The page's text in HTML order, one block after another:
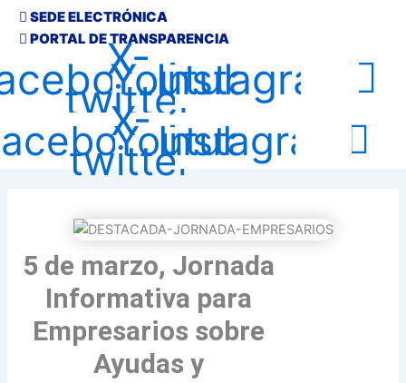
SEDE ELECTRÓNICA
PORTAL DE TRANSPARENCIA
X-
twitter
Youtube
Instagram
X-
twitter
Youtube
Instagram
5 de marzo, Jornada
Informativa para
Empresarios sobre
Ayudas y